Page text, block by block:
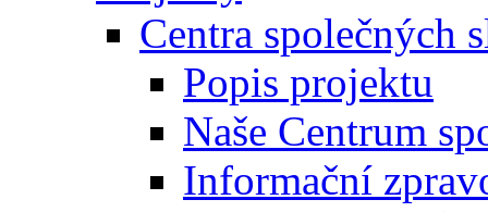
Centra společných
Popis projektu
Naše Centrum
Informační